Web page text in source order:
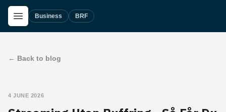
Skip to main content
Open Menu
Business BRF
← Back to blog
4 JUNE 2026